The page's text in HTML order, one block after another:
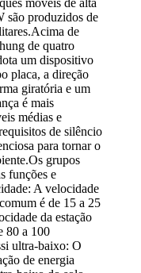
móveis de alta
são produzidos de
de
de quatro
um dispositivo
placa, a direção
giratória e um
é mais
médias e
de silêncio
para tornar o
grupos
funções e
A velocidade
é de 15 a 25
da estação
80 a 100
ultra-baixo: O
de energia